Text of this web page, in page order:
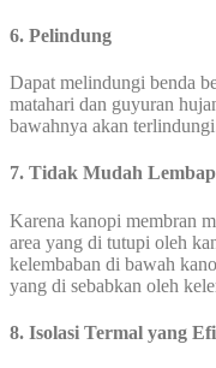
6. Pelindung
Dapat melindungi benda
matahari dan guyuran
bawahnya akan
7. Tidak Mudah Lembap
Karena kanopi membran
area yang di tutupi oleh
kelembaban di bawah
yang di sebabkan oleh
8. Isolasi Termal yang